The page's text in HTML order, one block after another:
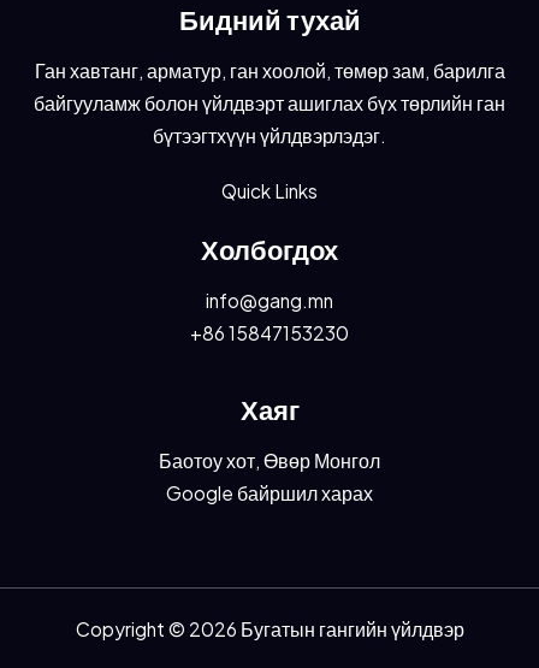
Бидний тухай
Ган хавтанг, арматур, ган хоолой, төмөр зам, барилга
байгууламж болон үйлдвэрт ашиглах бүх төрлийн ган
бүтээгтхүүн үйлдвэрлэдэг.
Quick Links
Холбогдох
info@gang.mn
+86 15847153230
Хаяг
Баотоу хот, Өвөр Монгол
Google байршил харах
Copyright © 2026 Бугатын гангийн үйлдвэр